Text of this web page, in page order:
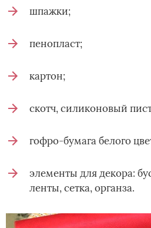
шпажки;
пенопласт;
картон;
скотч, силиконовый
гофро-бумага белого
элементы для декора:
ленты, сетка, органза.